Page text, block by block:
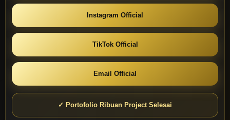
Instagram Official
TikTok Official
Email Official
✓ Portofolio Ribuan Project Selesai